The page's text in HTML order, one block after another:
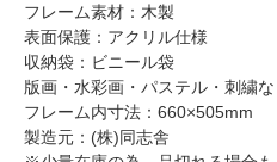
フレーム素材：木製
表面保護：アクリル仕様
収納袋：ビニール袋
版画・水彩画・パステル・刺繍な
フレーム内寸法：660×505mm
製造元：(株)同志舎